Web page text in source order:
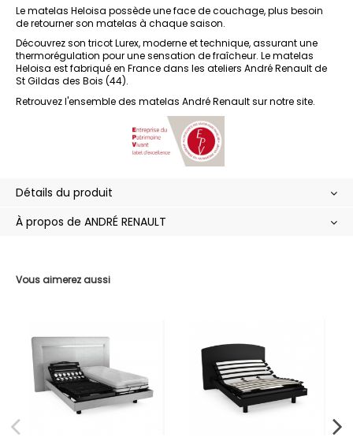
Vous aimerez aussi
Le matelas Heloisa possède une face de couchage, plus besoin
de retourner son matelas à chaque saison.
Découvrez son tricot Lurex, moderne et technique, assurant une
thermorégulation pour une sensation de fraîcheur. Le matelas
Heloisa est fabriqué en France dans les ateliers André Renault de
St Gildas des Bois (44).
Retrouvez l'ensemble des matelas André Renaultsur notre site.
Détails du produit
À propos de ANDRÉ RENAULT